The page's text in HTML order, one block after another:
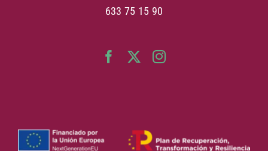
633 75 15 90